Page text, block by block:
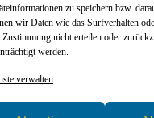
zu speichern bzw.
wir Daten wie das Surfverhalten
Zustimmung nicht erteilen oder
werden.
verwalten